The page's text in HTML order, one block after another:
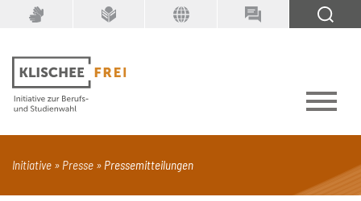
Suchbegriff
PDF Seite mit Video Alle Dokumenttypen
Initiative Presse Pressemitteilungen